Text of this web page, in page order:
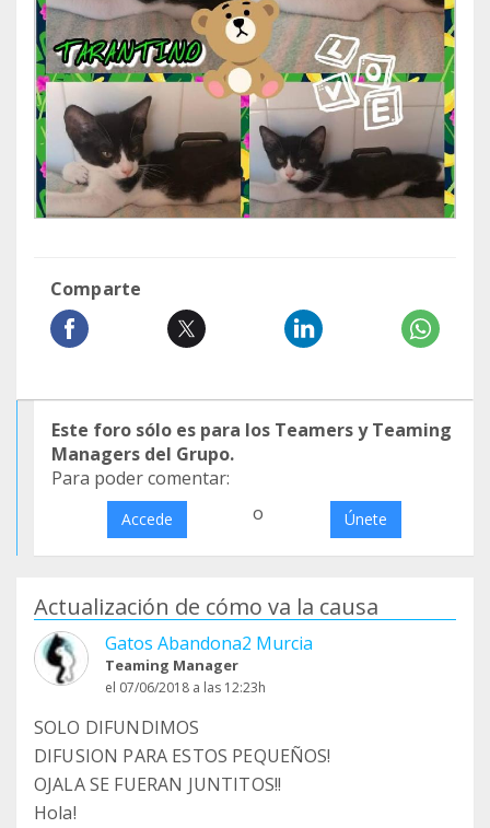
Comparte
Este foro sólo es para los Teamers y Teaming
Managers del Grupo.
Para poder comentar:
Accede o Únete
Actualización de cómo va la causa
Gatos Abandona2 Murcia
Teaming Manager
el 07/06/2018 a las 12:23h
SOLO DIFUNDIMOS
DIFUSION PARA ESTOS PEQUEÑOS!
OJALA SE FUERAN JUNTITOS!!
Hola!